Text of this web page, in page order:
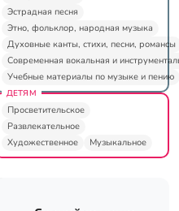
Эстрадная песня
Этно, фольклор, народная музыка
Духовные канты, стихи, песни, романсы
Современная вокальная и
Учебные материалы по музыке и пению
ДЕТЯМ
Просветительское
Развлекательное
Художественное
Музыкальное